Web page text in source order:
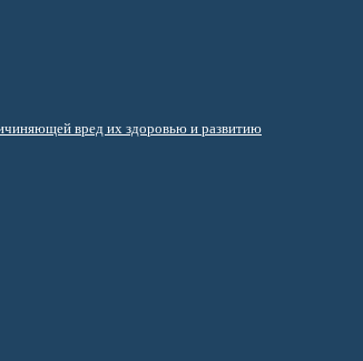
вред их здоровью и развитию